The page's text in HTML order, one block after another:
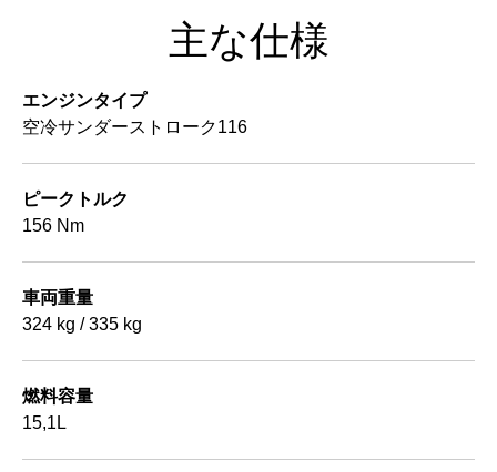
主な仕様
エンジンタイプ
空冷サンダーストローク116
ピークトルク
156 Nm
車両重量
324 kg / 335 kg
燃料容量
15,1L